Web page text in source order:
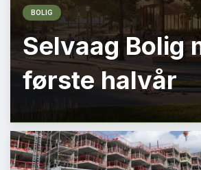
BOLIG
Selvaag Bolig
første halvår